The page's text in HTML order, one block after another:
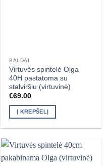
BALDAI
Virtuvės spintelė Olga
40H pastatoma su
stalviršiu (virtuvinė)
€69.00
Į KREPŠELĮ